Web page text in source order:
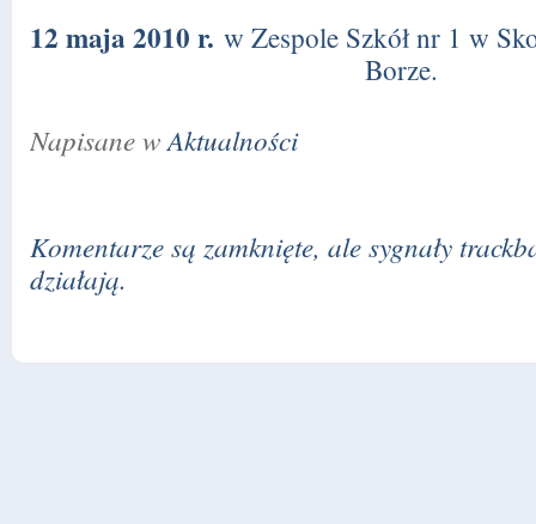
12 maja 2010 r. w Zespole Szkół nr 1 w
Borze.
Napisane wAktualności
Komentarze są zamknięte, alesygnały
działają.